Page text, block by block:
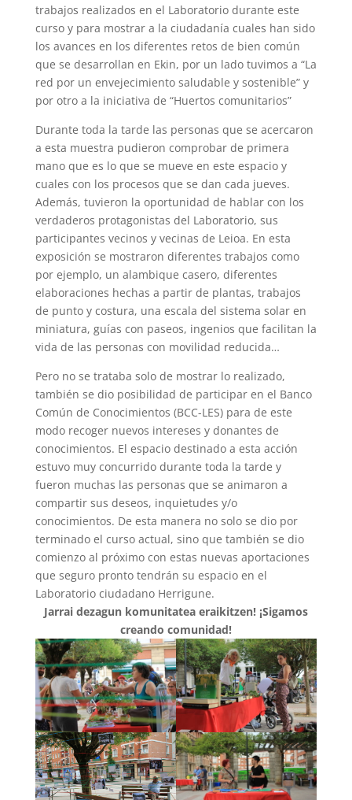
trabajos realizados en el Laboratorio durante este
curso y para mostrar a la ciudadanía cuales han sido
los avances en los diferentes retos de bien común
que se desarrollan en Ekin, por un lado tuvimos a “La
red por un envejecimiento saludable y sostenible” y
por otro a la iniciativa de “Huertos comunitarios”
Durante toda la tarde las personas que se acercaron
a esta muestra pudieron comprobar de primera
mano que es lo que se mueve en este espacio y
cuales con los procesos que se dan cada jueves.
Además, tuvieron la oportunidad de hablar con los
verdaderos protagonistas del Laboratorio, sus
participantes vecinos y vecinas de Leioa. En esta
exposición se mostraron diferentes trabajos como
por ejemplo, un alambique casero, diferentes
elaboraciones hechas a partir de plantas, trabajos
de punto y costura, una escala del sistema solar en
miniatura, guías con paseos, ingenios que facilitan la
vida de las personas con movilidad reducida…
Pero no se trataba solo de mostrar lo realizado,
también se dio posibilidad de participar en el Banco
Común de Conocimientos (BCC-LES) para de este
modo recoger nuevos intereses y donantes de
conocimientos. El espacio destinado a esta acción
estuvo muy concurrido durante toda la tarde y
fueron muchas las personas que se animaron a
compartir sus deseos, inquietudes y/o
conocimientos. De esta manera no solo se dio por
terminado el curso actual, sino que también se dio
comienzo al próximo con estas nuevas aportaciones
que seguro pronto tendrán su espacio en el
Laboratorio ciudadano Herrigune.
Jarrai dezagun komunitatea eraikitzen! ¡Sigamos
creando comunidad!